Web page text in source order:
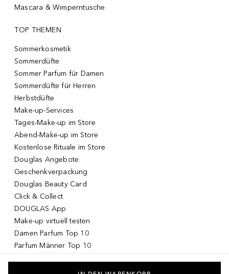
Mascara & Wimperntusche
TOP THEMEN
Sommerkosmetik
Sommerdüfte
Sommer Parfum für Damen
Sommerdüfte für Herren
Herbstdüfte
Make-up-Services
Tages-Make-up im Store
Abend-Make-up im Store
Kostenlose Rituale im Store
Douglas Angebote
Geschenkverpackung
Douglas Beauty Card
Click & Collect
DOUGLAS App
Make-up virtuell testen
Damen Parfum Top 10
Parfum Männer Top 10
Koreanische Kosmetik